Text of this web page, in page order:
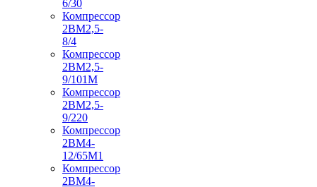
6/30
Компрессор
2ВМ2,5-
8/4
Компрессор
2ВМ2,5-
9/101М
Компрессор
2ВМ2,5-
9/220
Компрессор
2ВМ4-
12/65М1
Компрессор
2ВМ4-